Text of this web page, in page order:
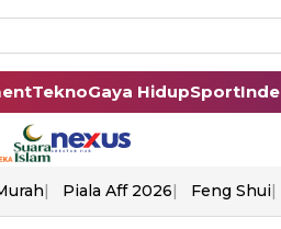
TeknoGaya HidupSport
Piala Aff 2026 Feng Shui